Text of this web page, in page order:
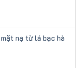
nạ từ lá bạc hà